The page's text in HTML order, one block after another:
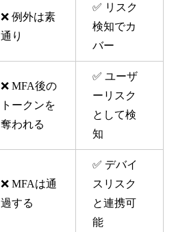
❌ 例外は素
通り
✅ リスク
検知でカ
バー
❌ MFA後の
トークンを
奪われる
✅ ユーザ
ーリスク
として検
知
❌ MFAは通
過する
✅ デバイ
スリスク
と連携可
能